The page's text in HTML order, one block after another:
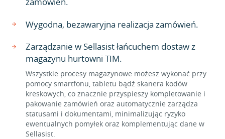
Wygodna, bezawaryjna realizacja zamówień.
Zarządzanie w Sellasist łańcuchem dostaw z
magazynu hurtowni TIM.
Wszystkie procesy magazynowe możesz wykonać przy
pomocy smartfonu, tabletu bądź skanera kodów
kreskowych, co znacznie przyspieszy kompletowanie i
pakowanie zamówień oraz automatycznie zarządza
statusami i dokumentami, minimalizując ryzyko
ewentualnych pomyłek oraz komplementując dane w
Sellasist.